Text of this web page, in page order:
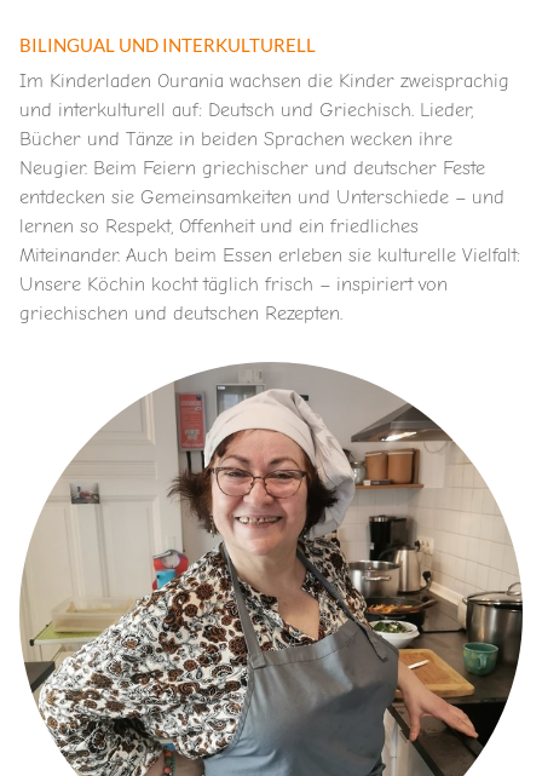
BILINGUAL UND INTERKULTURELL
Im Kinderladen Ourania wachsen die Kinder zweisprachig
und interkulturell auf: Deutsch und Griechisch. Lieder,
Bücher und Tänze in beiden Sprachen wecken ihre
Neugier. Beim Feiern griechischer und deutscher Feste
entdecken sie Gemeinsamkeiten und Unterschiede – und
lernen so Respekt, Offenheit und ein friedliches
Miteinander. Auch beim Essen erleben sie kulturelle Vielfalt:
Unsere Köchin kocht täglich frisch – inspiriert von
griechischen und deutschen Rezepten.